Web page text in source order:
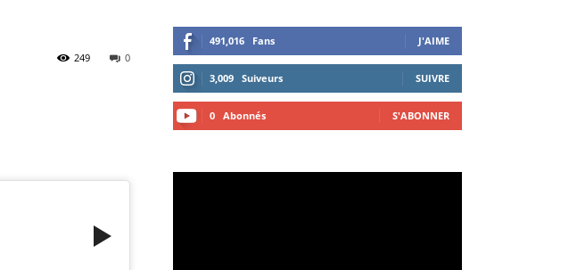
0
249
491,016 Fans J'AIME
3,009 Suiveurs SUIVRE
0 Abonnés S'ABONNER